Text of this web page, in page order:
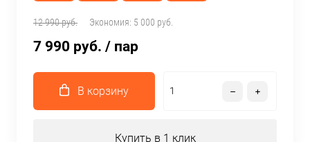
12 990 руб. Экономия: 5 000 руб.
7 990 руб. / пар
В корзину
Купить в 1 клик